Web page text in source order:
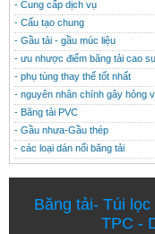
- Cung cấp dịch vụ
- Cấu tạo chung
- Gầu tải - gầu múc liệu
- ưu nhược điểm băng tải cao su
- phụ tùng thay thế tốt nhất
- nguyên nhân chính gây hỏng
- Băng tải PVC
- Gầu nhưa-Gầu thép
- các loại dán nối băng tải
Băng tải- Túi lọc
TPC -